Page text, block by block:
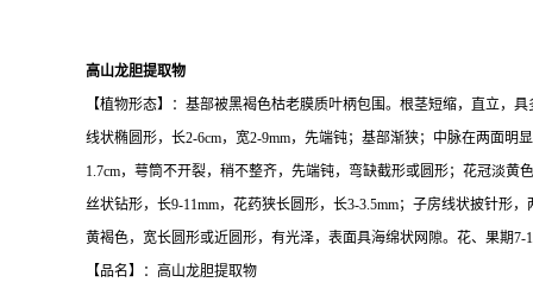
高山龙胆提取物
【植物形态】：基部被黑褐色枯老膜质叶柄包围。根茎短缩，直立，
线状椭圆形，长2-6cm，宽2-9mm，先端钝；基部渐狭；中脉在两面明
1.7cm，萼筒不开裂，稍不整齐，先端钝，弯缺截形或圆形；花冠淡
丝状钻形，长9-11mm，花药狭长圆形，长3-3.5mm；子房线状披针形
黄褐色，宽长圆形或近圆形，有光泽，表面具海绵状网隙。花、果期7-
【品名】：高山龙胆提取物